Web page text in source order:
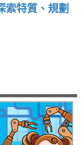
索特質、規劃